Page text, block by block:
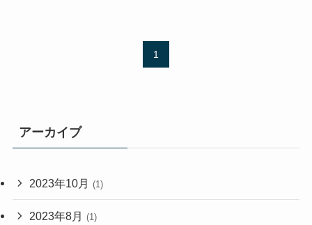
1
アーカイブ
2023年10月 (1)
2023年8月 (1)